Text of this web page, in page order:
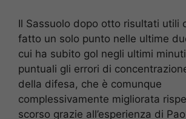
Il Sassuolo dopo otto risultati utili
fatto un solo punto nelle ultime
cui ha subito gol negli ultimi
puntuali gli errori di
della difesa, che è comunque
complessivamente migliorata
scorso grazie all’esperienza di